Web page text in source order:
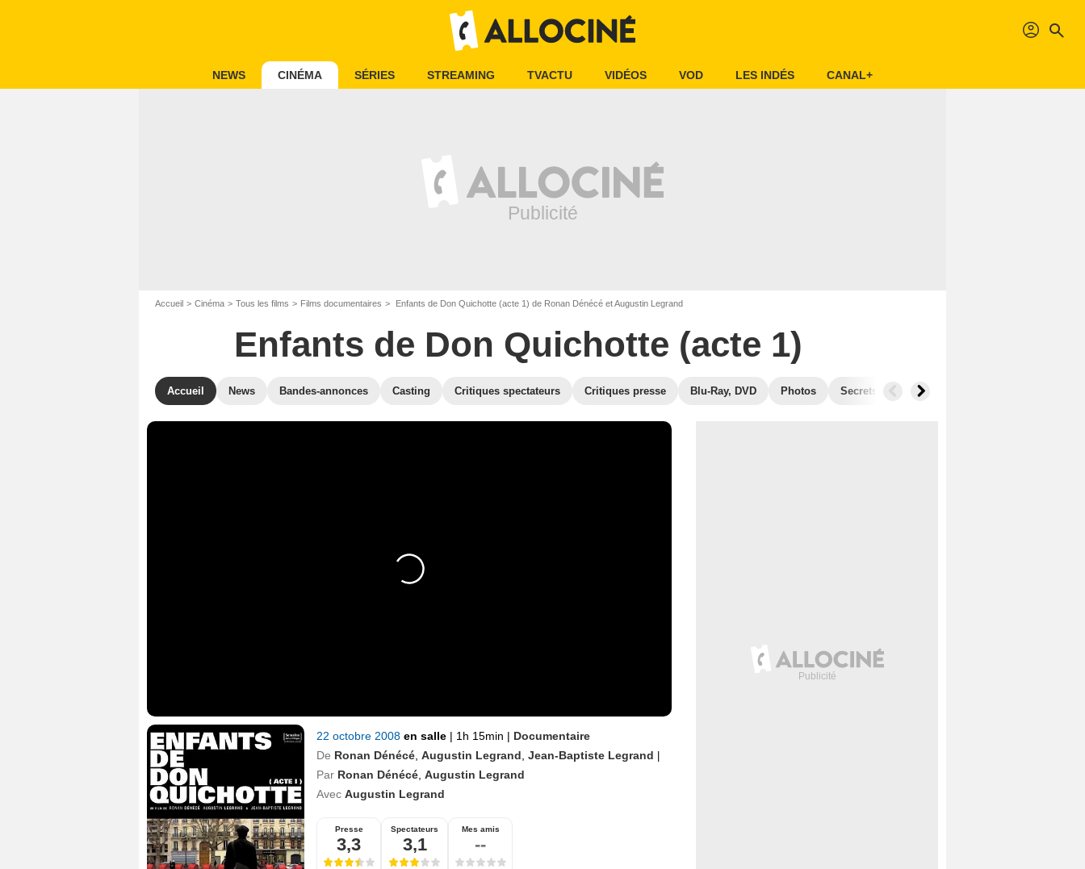
profil search
NEWS CINÉMA SÉRIES STREAMING TVACTU VIDÉOS VOD LES INDÉS CANAL+
Accueil Cinéma Tous les films Films documentaires Enfants de Don Quichotte (acte 1) de Ronan Dénécé et Augustin Legrand
Enfants de Don Quichotte (acte 1)
Accueil News Bandes-annonces Casting Critiques spectateurs Critiques presse Blu-Ray, DVD Photos Secrets de tournage
22 octobre 2008 en salle | 1h 15min | Documentaire
De Ronan Dénécé Augustin Legrand Jean-Baptiste Legrand |
Par Ronan Dénécé Augustin Legrand
Avec Augustin Legrand
Presse
3,3
Spectateurs
3,1
Mes amis
--